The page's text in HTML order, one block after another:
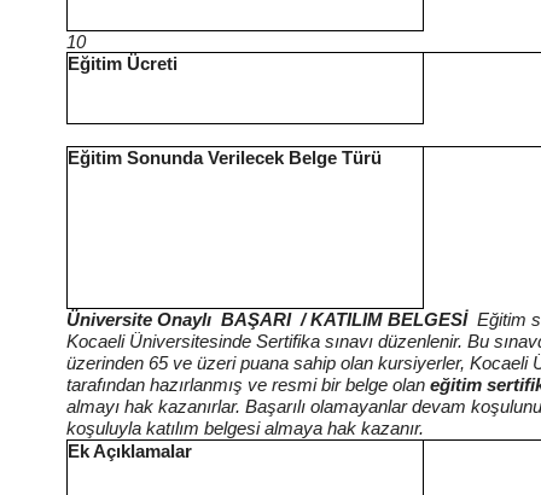
10
Eğitim Ücreti
Eğitim Sonunda Verilecek Belge Türü
Üniversite Onaylı BAŞARI / KATILIM BELGESİEğitim
Kocaeli Üniversitesinde Sertifika sınavı düzenlenir. Bu
üzerinden 65 ve üzeri puana sahip olan kursiyerler, Kocaeli
tarafından hazırlanmış ve resmi bir belge olan eğitim
almayı hak kazanırlar. Başarılı olamayanlar devam
koşuluyla katılım belgesi almaya hak kazanır.
Ek Açıklamalar